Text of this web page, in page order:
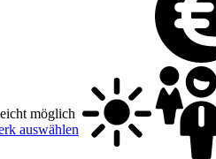
möglich
auswählen